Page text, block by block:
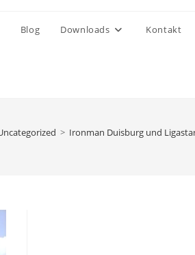
Blog Downloads Kontakt
> Ironman Duisburg und